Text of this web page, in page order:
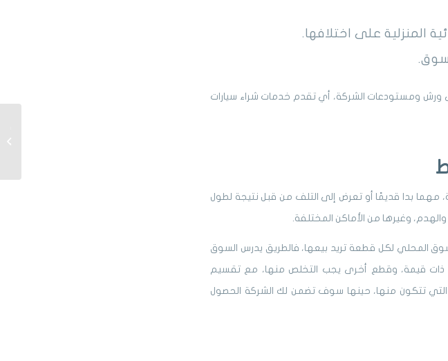
المنزلية على اختلافها.
ورش ومستودعات الشركة، أي تقدم خدمات شراء سيارات
مهما بدا قديمًا أو تعرض إلى التلف من قبل نتيجة لطول
والهدم، وغيرها من الأماكن المختلفة.
المحلي لكل قطعة تريد بيعها، فالطريق يدرس السوق
ذات قيمة، وقطع أخرى يجب التخلص منها، مع تقسيم
تتكون منها، حينها سوف تضمن لك الشركة الحصول